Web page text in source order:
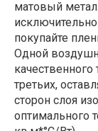
матовый
покупайте
Одной
третьих,
сторон слоя
оптимального